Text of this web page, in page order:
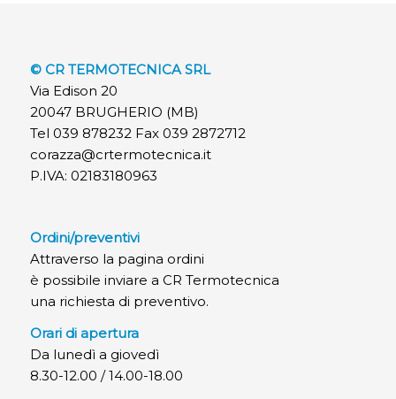
© CR TERMOTECNICA SRL
Via Edison 20
20047 BRUGHERIO (MB)
Tel 039 878232 Fax 039 2872712
corazza@crtermotecnica.it
P.IVA: 02183180963
Ordini/preventivi
Attraverso la pagina ordini
è possibile inviare a CR Termotecnica
una richiesta di preventivo.
Orari di apertura
Da lunedì a giovedì
8.30-12.00 / 14.00-18.00